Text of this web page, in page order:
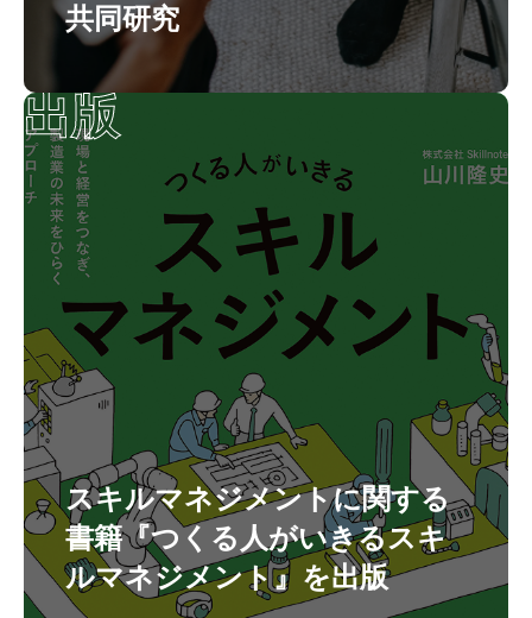
共同研究
出版
スキルマネジメントに関する
書籍『つくる人がいきるスキ
ルマネジメント』を出版